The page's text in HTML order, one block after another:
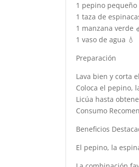
1 pepino pequeño
1 taza de
1 manzana verde
1 vaso de agua 💧
Preparación
Lava bien y corta
Coloca el pepino,
Licúa hasta
Consumo
Beneficios
El pepino, la